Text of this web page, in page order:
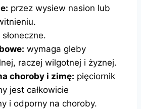
przez wysiew nasion lub
słoneczne.
wymaga gleby
raczej wilgotnej i żyznej.
choroby i zimę: pięciornik
jest całkowicie
i odporny na choroby.